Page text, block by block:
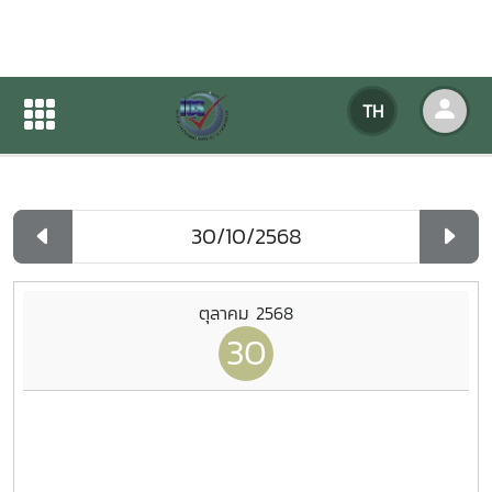
TH
ปฏิทินกิจกรรมของหน่วยงาน
ปฏิทินกิจกรรมของหน่วยงาน
ตุลาคม 2568
30